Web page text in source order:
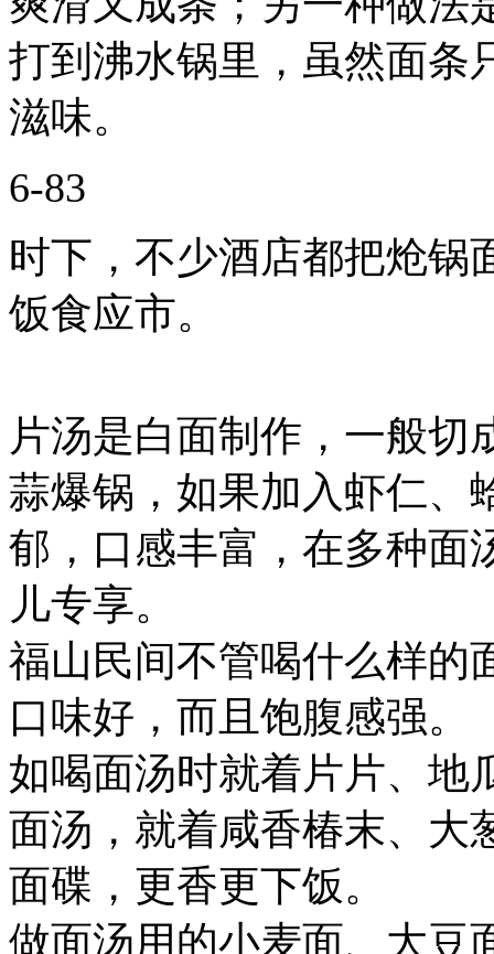
打到沸水锅里，虽然面条
滋味。
6-83
时下，不少酒店都把炝锅
饭食应市。
片汤是白面制作，一般切
蒜爆锅，如果加入虾仁、
郁，口感丰富，在多种面
儿专享。
福山民间不管喝什么样的
口味好，而且饱腹感强。
如喝面汤时就着片片、地
面汤，就着咸香椿末、大
面碟，更香更下饭。
做面汤用的小麦面、大豆